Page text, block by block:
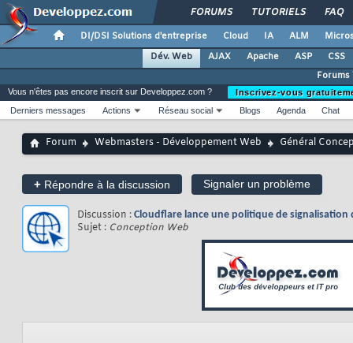
FORUMS TUTORIELS FAQ
DI/DSI Solutions d'entreprise Cloud IA ALM
Dév. Web
AJAX Apache ASP
CSS
Forums
Vous n'êtes pas encore inscrit sur Developpez.com ?
Inscrivez-vous
Derniers messages
Actions Réseau social Blogs Agenda Chat
Forum Webmasters - Développement Web Général
+ Répondre à la discussion Signaler un problème
Discussion : Cloudflare lance une politique de
Sujet : Conception Web